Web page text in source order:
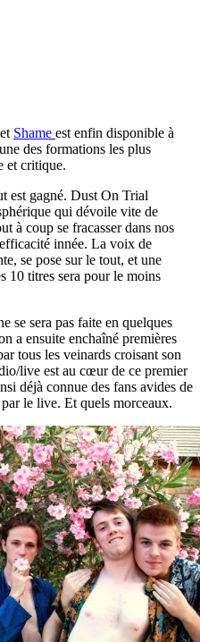
Shame est enfin disponible à
des formations les plus
et critique.
est gagné. Dust On Trial
qui dévoile vite de
à coup se fracasser dans nos
innée. La voix de
se pose sur le tout, et une
10 titres sera pour le moins
se sera pas faite en quelques
a ensuite enchaîné premières
tous les veinards croisant son
live est au cœur de ce premier
déjà connue des fans avides de
le live. Et quels morceaux.